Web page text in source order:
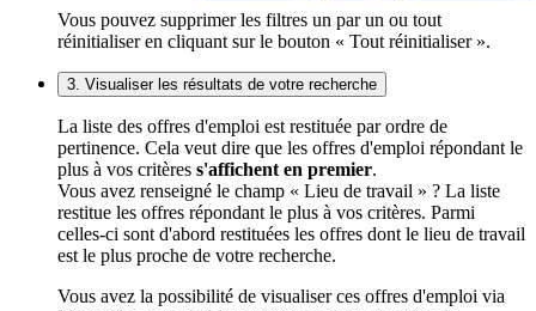
Vous pouvez supprimer les filtres un par un ou tout
réinitialiser en cliquant sur le bouton « Tout réinitialiser ».
3. Visualiser les résultats de votre recherche
La liste des offres d'emploi est restituée par ordre de
pertinence. Cela veut dire que les offres d'emploi répondant le
plus à vos critères s'affichent en premier.
Vous avez renseigné le champ « Lieu de travail » ? La liste
restitue les offres répondant le plus à vos critères. Parmi
celles-ci sont d'abord restituées les offres dont le lieu de travail
est le plus proche de votre recherche.
Vous avez la possibilité de visualiser ces offres d'emploi via